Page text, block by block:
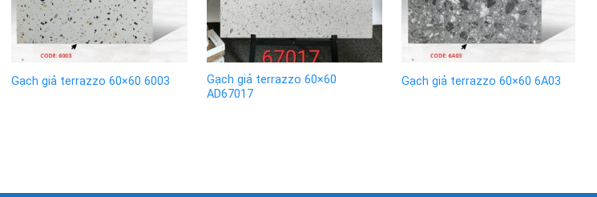
Gạch giả terrazzo 60×60 6003
Gạch giả terrazzo 60×60
AD67017
Gạch giả terrazzo 60×60 6A03